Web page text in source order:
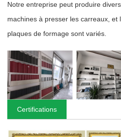
Notre entreprise peut produire
machines à presser les carreaux, et
plaques de formage sont variés.
Certifications